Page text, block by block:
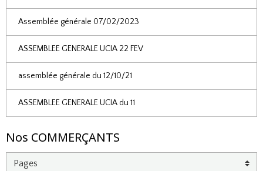
Assemblée générale 07/02/2023
ASSEMBLEE GENERALE UCIA 22 FEV
assemblée générale du 12/10/21
ASSEMBLEE GENERALE UCIA du 11
Nos COMMERÇANTS